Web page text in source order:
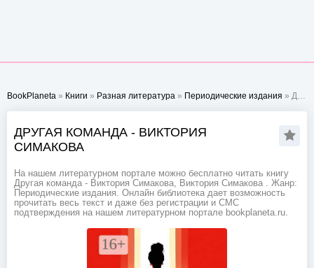
BookPlaneta » Книги » Разная литература » Периодические издания » Другая команда - Виктория Симакова
ДРУГАЯ КОМАНДА - ВИКТОРИЯ
СИМАКОВА
На нашем литературном портале можно бесплатно читать книгу
Другая команда - Виктория Симакова, Виктория Симакова . Жанр:
Периодические издания. Онлайн библиотека дает возможность
прочитать весь текст и даже без регистрации и СМС
подтверждения на нашем литературном портале bookplaneta.ru.